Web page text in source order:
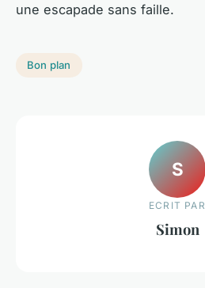
une escapade sans faille.
Bon plan
S
ECRIT PAR
Simon